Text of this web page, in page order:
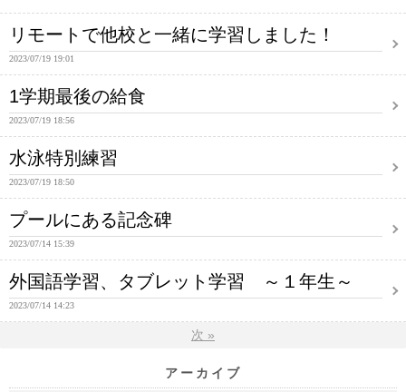
リモートで他校と一緒に学習しました！
2023/07/19 19:01
1学期最後の給食
2023/07/19 18:56
水泳特別練習
2023/07/19 18:50
プールにある記念碑
2023/07/14 15:39
外国語学習、タブレット学習 ～１年生～
2023/07/14 14:23
次 »
アーカイブ